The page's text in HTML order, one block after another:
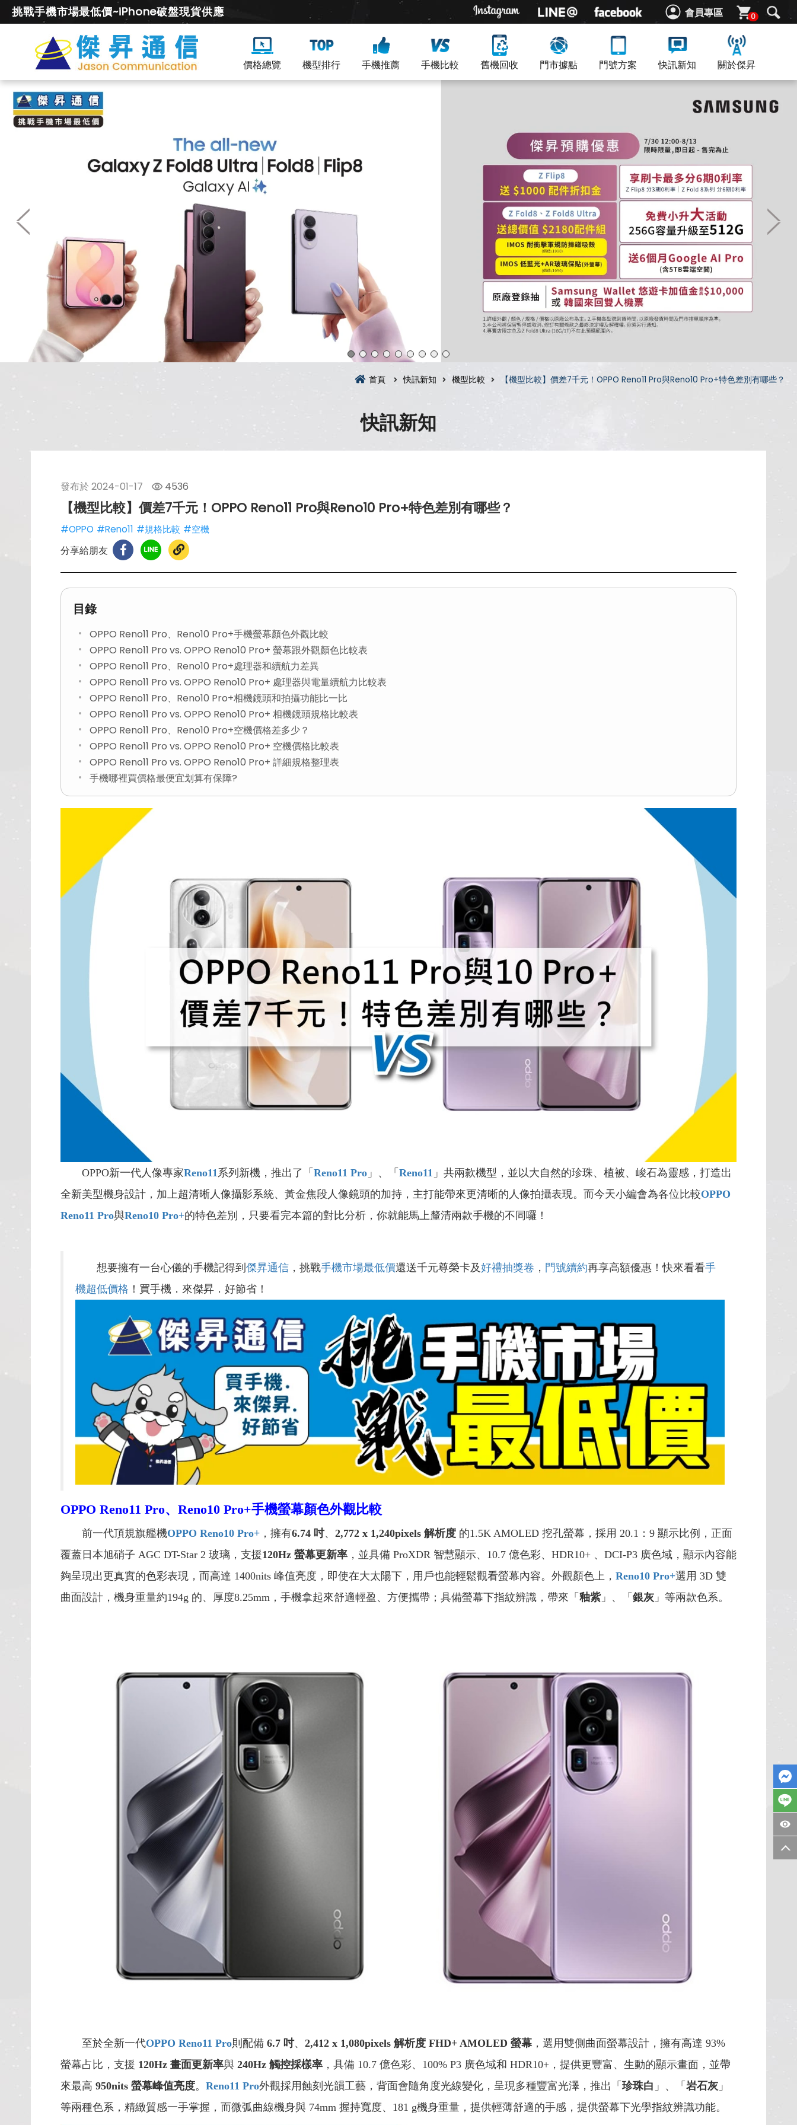
會員專區 0
挑戰手機市場最低價~iPhone破盤現貨供應
價格總覽 機型排行 手機推薦 手機比較 舊機回收 門市據點 門號方案 快訊新知 關於傑昇
首頁 快訊新知 機型比較 【機型比較】價差7千元！OPPO Reno11 Pro與Reno10 Pro+特色差別有哪些？
快訊新知
發布於 2024-01-17 4536
【機型比較】價差7千元！OPPO Reno11 Pro與Reno10 Pro+特色差別有哪些？
#OPPO #Reno11 #規格比較 #空機
分享給朋友
目錄
OPPO Reno11 Pro、Reno10 Pro+手機螢幕顏色外觀比較
OPPO Reno11 Pro vs. OPPO Reno10 Pro+ 螢幕跟外觀顏色比較表
OPPO Reno11 Pro、Reno10 Pro+處理器和續航力差異
OPPO Reno11 Pro vs. OPPO Reno10 Pro+ 處理器與電量續航力比較表
OPPO Reno11 Pro、Reno10 Pro+相機鏡頭和拍攝功能比一比
OPPO Reno11 Pro vs. OPPO Reno10 Pro+ 相機鏡頭規格比較表
OPPO Reno11 Pro、Reno10 Pro+空機價格差多少？
OPPO Reno11 Pro vs. OPPO Reno10 Pro+ 空機價格比較表
OPPO Reno11 Pro vs. OPPO Reno10 Pro+ 詳細規格整理表
手機哪裡買價格最便宜划算有保障?
OPPO新一代人像專家Reno11 系列新機，推出了「 Reno11 Pro 」、「 Reno11 」共兩款機型，並以大自然的珍珠、植被、峻石為靈感，打造出
全新美型機身設計，加上超清晰人像攝影系統、黃金焦段人像鏡頭的加持，主打能帶來更清晰的人像拍攝表現。而今天小編會為各位比較OPPO
Reno11 Pro與Reno10 Pro+的特色差別，只要看完本篇的對比分析，你就能馬上釐清兩款手機的不同囉！
想要擁有一台心儀的手機記得到 傑昇通信 ，挑戰手機市場最低價還送千元尊榮卡及好禮抽獎卷 ， 門號續約再享高額優惠！快來看看手
機超低價格 ！買手機．來傑昇．好節省！
OPPO Reno11 Pro、Reno10 Pro+手機螢幕顏色外觀比較
前一代頂規旗艦機OPPO Reno10 Pro+ ，擁有6.74 吋、 2,772 x 1,240pixels 解析度 的1.5K AMOLED 挖孔螢幕，採用 20.1：9 顯示比例，正面
覆蓋日本旭硝子 AGC DT-Star 2 玻璃，支援120Hz 螢幕更新率 ，並具備 ProXDR 智慧顯示、10.7 億色彩、HDR10+ 、DCI-P3 廣色域，顯示內容能
夠呈現出更真實的色彩表現，而高達 1400nits 峰值亮度，即使在大太陽下，用戶也能輕鬆觀看螢幕內容。外觀顏色上， Reno10 Pro+選用 3D 雙
曲面設計，機身重量約194g 的、厚度8.25mm，手機拿起來舒適輕盈、方便攜帶；具備螢幕下指紋辨識，帶來「 釉紫」、「 銀灰 」等兩款色系。
至於全新一代OPPO Reno11 Pro則配備 6.7 吋、 2,412 x 1,080pixels 解析度 FHD+ AMOLED 螢幕 ，選用雙側曲面螢幕設計，擁有高達 93%
螢幕占比，支援 120Hz 畫面更新率與 240Hz 觸控採樣率 ，具備 10.7 億色彩、100% P3 廣色域和 HDR10+，提供更豐富、生動的顯示畫面，並帶
來最高 950nits 螢幕峰值亮度。 Reno11 Pro外觀採用蝕刻光韻工藝，背面會隨角度光線變化，呈現多種豐富光澤，推出「 珍珠白 」、「 岩石灰 」
等兩種色系，精緻質感一手掌握，而微弧曲線機身與 74mm 握持寬度、181 g機身重量，提供輕薄舒適的手感，提供螢幕下光學指紋辨識功能。